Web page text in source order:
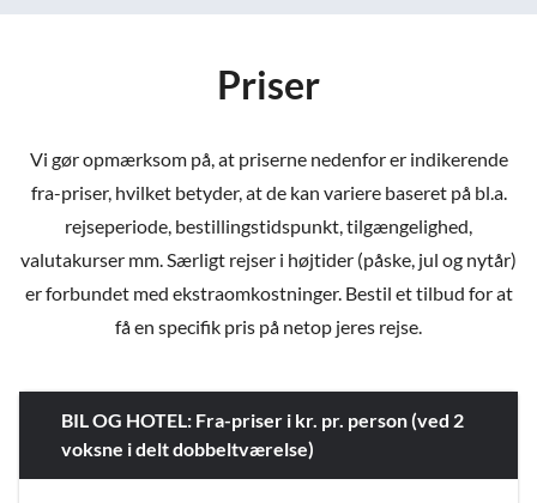
Priser
Vi gør opmærksom på, at priserne nedenfor er indikerende
fra-priser, hvilket betyder, at de kan variere baseret på bl.a.
rejseperiode, bestillingstidspunkt, tilgængelighed,
valutakurser mm. Særligt rejser i højtider (påske, jul og nytår)
er forbundet med ekstraomkostninger. Bestil et tilbud for at
få en specifik pris på netop jeres rejse.
BIL OG HOTEL: Fra-priser i kr. pr. person (ved 2
voksne i delt dobbeltværelse)